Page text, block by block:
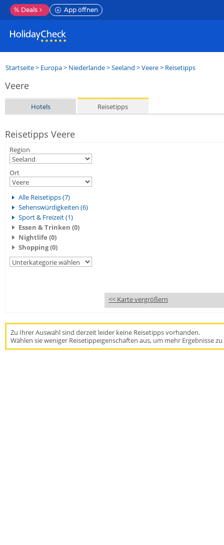
% Deals App öffnen
Startseite> Europa> Niederlande>Seeland >Veere> Reisetipps
Veere
Hotels Reisetipps
Reisetipps Veere
Region
Ort
Alle Reisetipps (7)
Sehenswürdigkeiten (6)
Sport & Freizeit (1)
Essen & Trinken (0)
Nightlife (0)
Shopping (0)
<< Karte vergrößern
Zu Ihrer Auswahl sind derzeit leider keine Reisetipps vorhanden.
Wählen sie weniger Reisetippeigenschaften aus, um mehr Ergebnisse